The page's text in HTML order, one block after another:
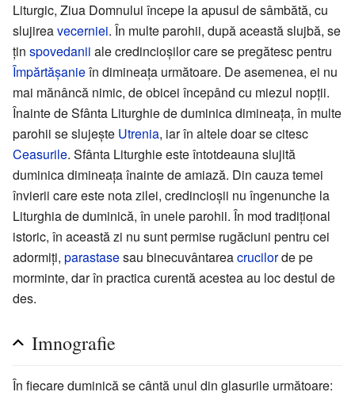
Liturgic, Ziua Domnului începe la apusul de sâmbătă, cu
slujireavecerniei. În multe parohii, după această slujbă, se
țin spovedanii ale credincioșilor care se pregătesc pentru
Împărtășanieîn dimineața următoare. De asemenea, ei nu
mai mănâncă nimic, de obicei începând cu miezul nopții.
Înainte de Sfânta Liturghie de duminica dimineața, în multe
parohii se slujește Utrenia, iar în altele doar se citesc
Ceasurile. Sfânta Liturghie este întotdeauna slujită
duminica dimineața înainte de amiază. Din cauza temei
învierii care este nota zilei, credincioșii nu îngenunche la
Liturghia de duminică, în unele parohii. În mod tradițional
istoric, în această zi nu sunt permise rugăciuni pentru cei
adormiți, parastasesau binecuvântareacrucilorde pe
morminte, dar în practica curentă acestea au loc destul de
des.
Imnografie
În fiecare duminică se cântă unul din glasurile următoare: